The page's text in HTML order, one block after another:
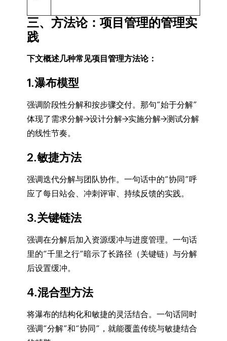
三、方法论：项目管理的管理实
践
下文概述几种常见项目管理方法论：
1.瀑布模型
强调阶段性分解和按步骤交付。那句“始于分解”
体现了需求分解→设计分解→实施分解→测试分解
的线性节奏。
2.敏捷方法
强调迭代分解与团队协作。一句话中的“协同”呼
应了每日站会、冲刺评审、持续反馈的实践。
3.关键链法
强调在分解后加入资源缓冲与进度管理。一句话
里的“千里之行”暗示了长路径（关键链）与分解
后设置缓冲。
4.混合型方法
将瀑布的结构化和敏捷的灵活结合。一句话同时
强调“分解”和“协同”，就能覆盖传统与敏捷结合